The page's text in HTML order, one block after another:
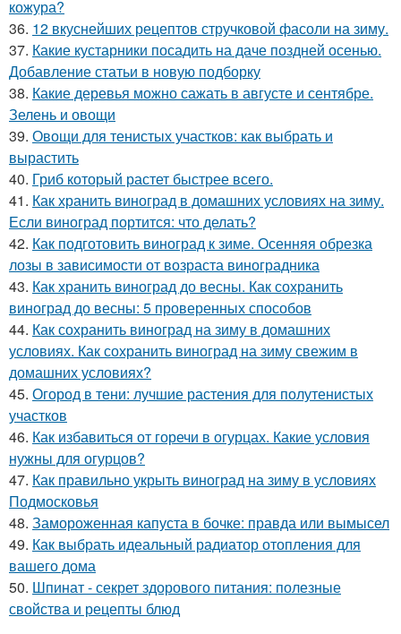
кожура?
36. 12 вкуснейших рецептов стручковой фасоли на зиму.
37. Какие кустарники посадить на даче поздней осенью.
Добавление статьи в новую подборку
38. Какие деревья можно сажать в августе и сентябре.
Зелень и овощи
39. Овощи для тенистых участков: как выбрать и
вырастить
40. Гриб который растет быстрее всего.
41. Как хранить виноград в домашних условиях на зиму.
Если виноград портится: что делать?
42. Как подготовить виноград к зиме. Осенняя обрезка
лозы в зависимости от возраста виноградника
43. Как хранить виноград до весны. Как сохранить
виноград до весны: 5 проверенных способов
44. Как сохранить виноград на зиму в домашних
условиях. Как сохранить виноград на зиму свежим в
домашних условиях?
45. Огород в тени: лучшие растения для полутенистых
участков
46. Как избавиться от горечи в огурцах. Какие условия
нужны для огурцов?
47. Как правильно укрыть виноград на зиму в условиях
Подмосковья
48. Замороженная капуста в бочке: правда или вымысел
49. Как выбрать идеальный радиатор отопления для
вашего дома
50. Шпинат - секрет здорового питания: полезные
свойства и рецепты блюд